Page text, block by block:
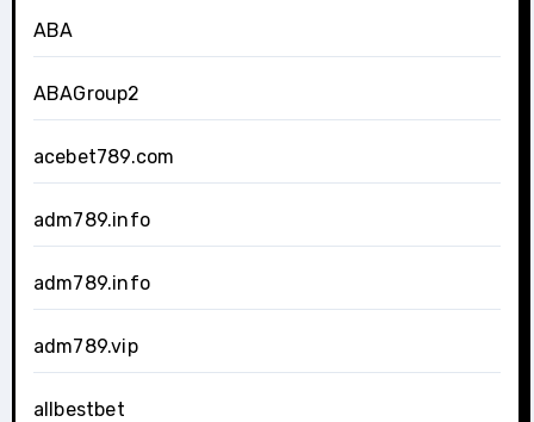
ABA
ABAGroup2
acebet789.com
adm789.info
adm789.info
adm789.vip
allbestbet